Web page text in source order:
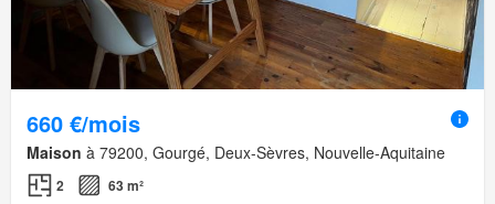
660 €/mois
Maison à 79200, Gourgé, Deux-Sèvres, Nouvelle-Aquitaine
2
63 m²